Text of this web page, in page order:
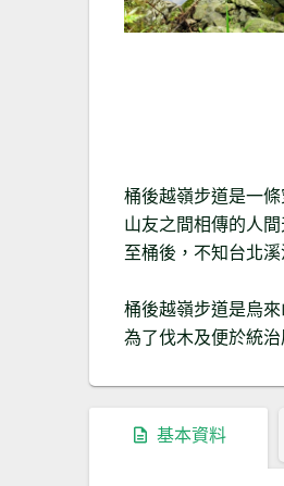
桶後越嶺步道是一
山友之間相傳的人
至桶後，不知台北溪
桶後越嶺步道是烏
為了伐木及便於統
基本資料